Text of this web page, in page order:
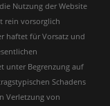
Nutzung der Website
rein vorsorglich
haftet für Vorsatz und
unter Begrenzung auf
Schadens
Verletzung von